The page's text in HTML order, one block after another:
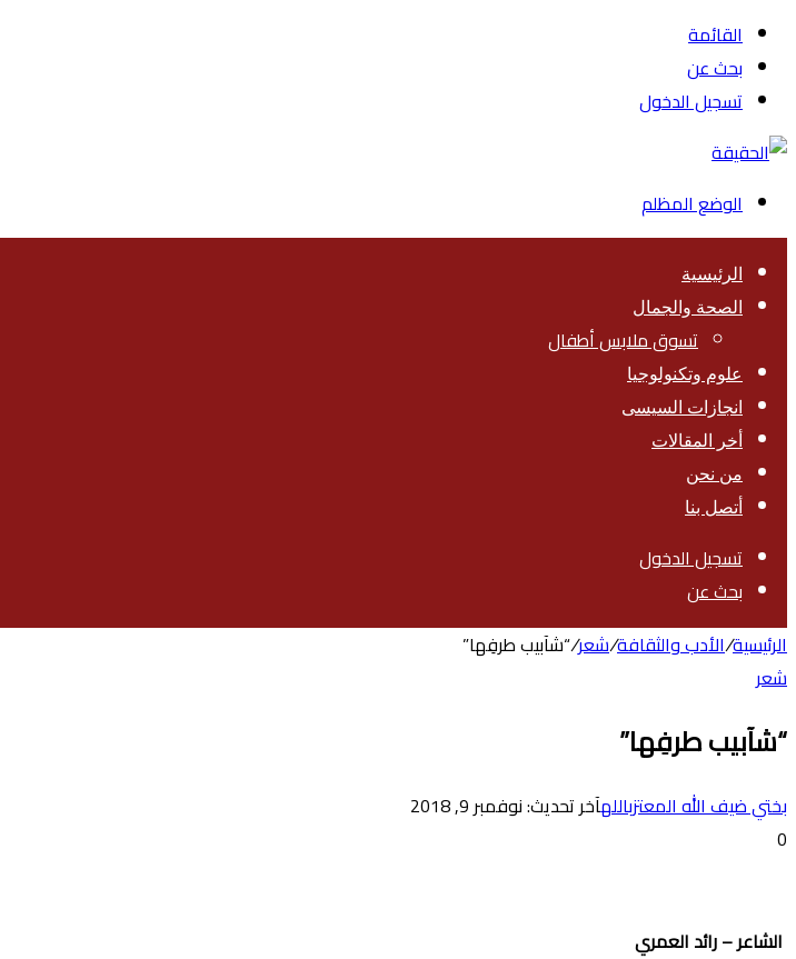
القائمة
بحث عن
تسجيل الدخول
الوضع المظلم
الرئيسية
الصحة والجمال
تسوق ملابس أطفال
علوم وتكنولوجيا
انجازات السيسى
أخر المقالات
من نحن
أتصل بنا
تسجيل الدخول
بحث عن
الرئيسية/الأدب والثقافة/شعر/“شآبيب طرفِها”
شعر
“شآبيب طرفِها”
بختي ضيف الله المعتزباللهآخر تحديث: نوفمبر 9, 2018
0
الشاعر – رائد العمري